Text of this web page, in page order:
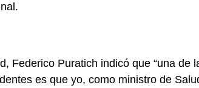
Federico Puratich indicó que “una de
es que yo, como ministro de